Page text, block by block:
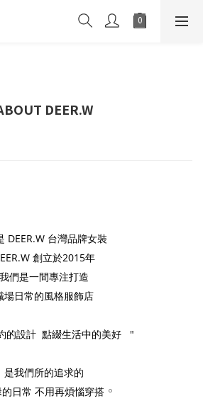
DEER.W
DEER.W 台灣品牌女裝
創立於2015年
我們是一間專注打造
場日常的風格服飾店
的設計 點綴生活中的美好 "
是我們所的追求的
日常 不用再煩惱穿搭 。